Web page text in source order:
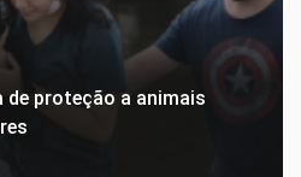
de proteção a animais